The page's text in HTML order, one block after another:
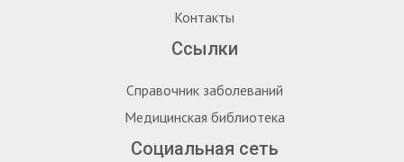
Контакты
Ссылки
Справочник заболеваний
Медицинская библиотека
Социальная сеть